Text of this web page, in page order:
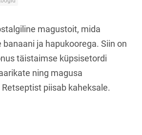
magustoit, mida
ja hapukoorega. Siin on
täistaimse küpsisetordi
ning magusa
piisab kaheksale.